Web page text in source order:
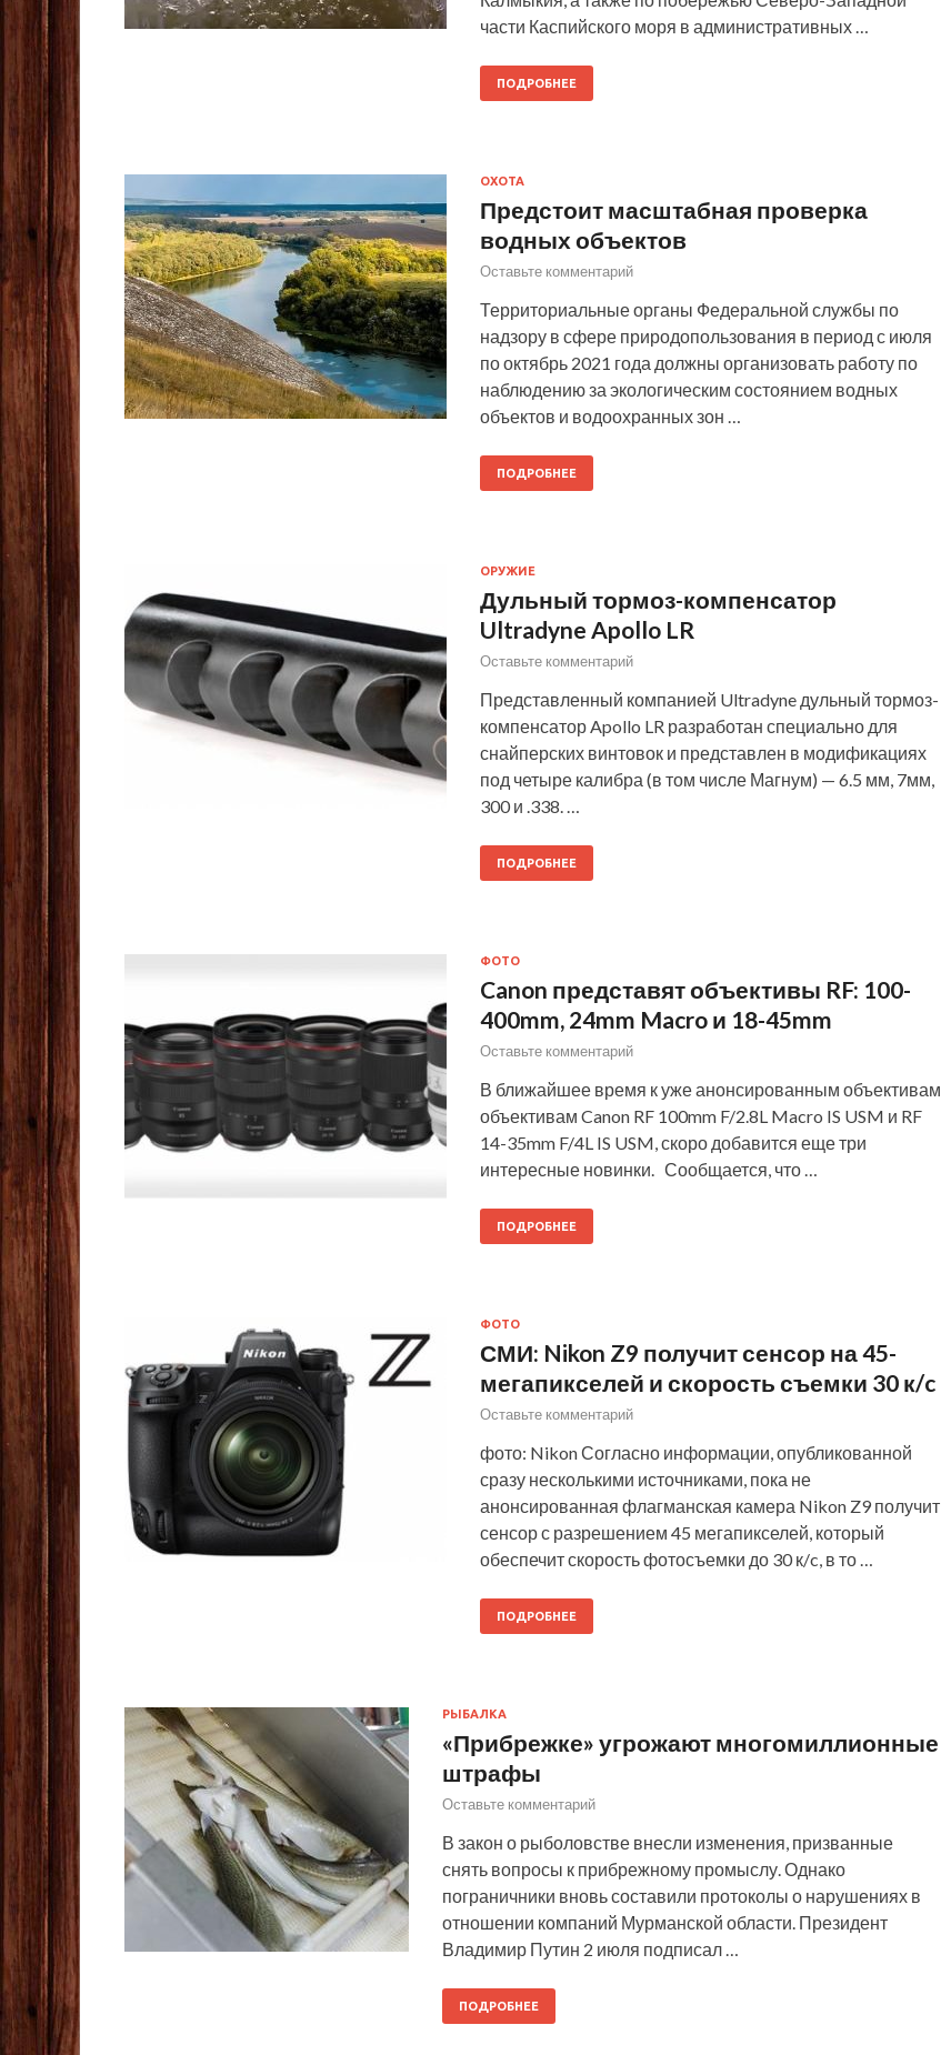
части Каспийского моря в административных …
ПОДРОБНЕЕ
ОХОТА
Предстоит масштабная проверка
водных объектов
Оставьте комментарий
Территориальные органы Федеральной службы по
надзору в сфере природопользования в период с июля
по октябрь 2021 года должны организовать работу по
наблюдению за экологическим состоянием водных
объектов и водоохранных зон …
ПОДРОБНЕЕ
ОРУЖИЕ
Дульный тормоз-компенсатор
Ultradyne Apollo LR
Оставьте комментарий
Представленный компанией Ultradyne дульный тормоз-
компенсатор Apollo LR разработан специально для
снайперских винтовок и представлен в модификациях
под четыре калибра (в том числе Магнум) — 6.5 мм, 7мм,
300 и .338. …
ПОДРОБНЕЕ
ФОТО
Canon представят объективы RF: 100-
400mm, 24mm Macro и 18-45mm
Оставьте комментарий
В ближайшее время к уже анонсированным объективам
объективам Canon RF 100mm F/2.8L Macro IS USM и RF
14-35mm F/4L IS USM, скоро добавится еще три
интересные новинки. Сообщается, что …
ПОДРОБНЕЕ
ФОТО
СМИ: Nikon Z9 получит сенсор на 45-
мегапикселей и скорость съемки 30 к/c
Оставьте комментарий
фото: Nikon Согласно информации, опубликованной
сразу несколькими источниками, пока не
анонсированная флагманская камера Nikon Z9 получит
сенсор с разрешением 45 мегапикселей, который
обеспечит скорость фотосъемки до 30 к/c, в то …
ПОДРОБНЕЕ
РЫБАЛКА
«Прибрежке» угрожают многомиллионные
штрафы
Оставьте комментарий
В закон о рыболовстве внесли изменения, призванные
снять вопросы к прибрежному промыслу. Однако
пограничники вновь составили протоколы о нарушениях в
отношении компаний Мурманской области. Президент
Владимир Путин 2 июля подписал …
ПОДРОБНЕЕ